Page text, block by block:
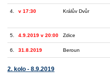
4. v 17:30 Králův Dvůr
5. 4.9.2019 v 20:00 Zdice
6. 31.8.2019 Beroun
2. kolo - 8.9.2019